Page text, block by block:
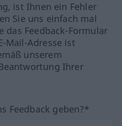
ist Ihnen ein Fehler
Sie uns einfach mal
das Feedback-Formular
Mail-Adresse ist
unserem
Ihrer
Feedback geben?*